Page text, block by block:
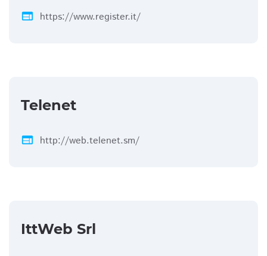
web https://www.register.it/
Telenet
web http://web.telenet.sm/
IttWeb Srl